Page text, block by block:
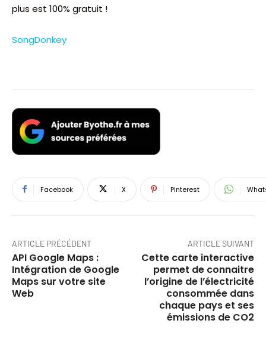
plus est 100% gratuit !
SongDonkey
Facebook X Pinterest
ARTICLE PRÉCÉDENT
API Google Maps :
Intégration de Google
Maps sur votre site
Web
ARTICLE SUIVANT
Cette carte interactive
permet de connaitre
l’origine de l’électricité
consommée dans
chaque pays et ses
émissions de CO2